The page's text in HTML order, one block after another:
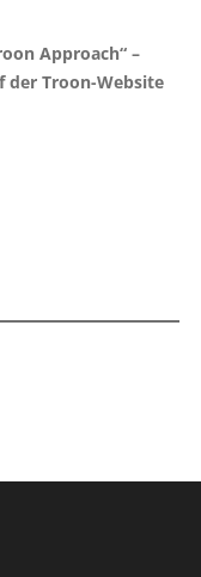
Approach“ –
der Troon-Website